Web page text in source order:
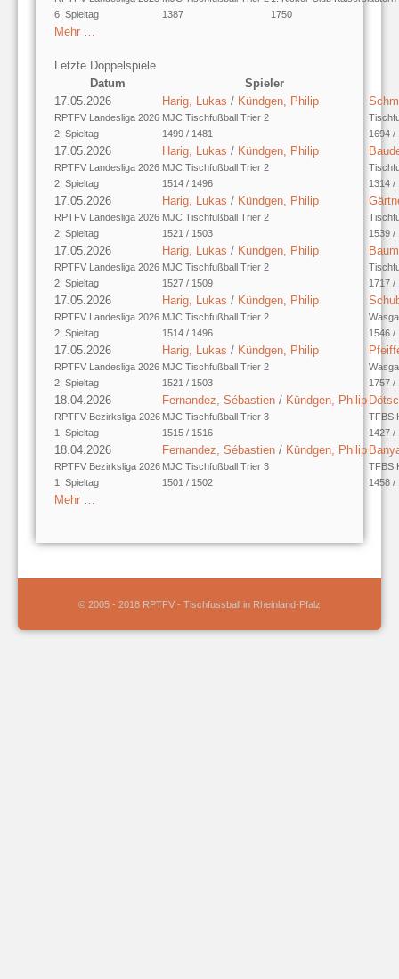
6. Spieltag
1387
1750
Mehr …
Letzte Doppelspiele
Datum
Spieler
17.05.2026
RPTFV Landesliga 2026
2. Spieltag
Harig, Lukas / Kündgen, Philip
MJC Tischfußball Trier 2
1499 / 1481
1694 /
17.05.2026
RPTFV Landesliga 2026
2. Spieltag
Harig, Lukas / Kündgen, Philip
MJC Tischfußball Trier 2
1514 / 1496
1314 /
17.05.2026
RPTFV Landesliga 2026
2. Spieltag
Harig, Lukas / Kündgen, Philip
MJC Tischfußball Trier 2
1521 / 1503
1539 /
17.05.2026
RPTFV Landesliga 2026
2. Spieltag
Harig, Lukas / Kündgen, Philip
MJC Tischfußball Trier 2
1527 / 1509
1717 /
17.05.2026
RPTFV Landesliga 2026
2. Spieltag
Harig, Lukas / Kündgen, Philip
MJC Tischfußball Trier 2
1514 / 1496
1546 /
17.05.2026
RPTFV Landesliga 2026
2. Spieltag
Harig, Lukas / Kündgen, Philip
MJC Tischfußball Trier 2
1521 / 1503
1757 /
18.04.2026
RPTFV Bezirksliga 2026
1. Spieltag
Fernandez, Sébastien / Kündgen, Philip
MJC Tischfußball Trier 3
1515 / 1516
TFBS
1427 /
18.04.2026
RPTFV Bezirksliga 2026
1. Spieltag
Fernandez, Sébastien / Kündgen, Philip
MJC Tischfußball Trier 3
1501 / 1502
TFBS
1458 /
Mehr …
© 2005 - 2018 RPTFV - Tischfussball in Rheinland-Pfalz